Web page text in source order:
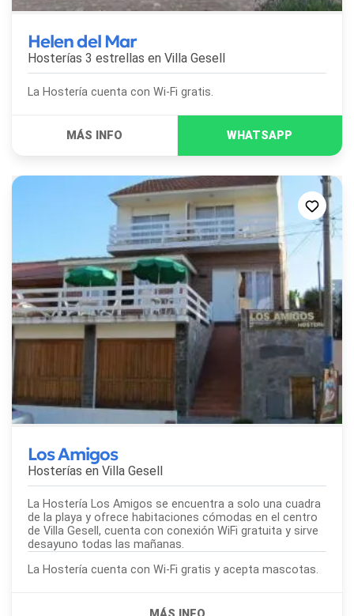
Helen del Mar
Hosterías 3 estrellas en Villa Gesell
La Hostería cuenta con Wi-Fi gratis.
Los Amigos
Hosterías en Villa Gesell
La Hostería Los Amigos se encuentra a solo una cuadra
de la playa y ofrece habitaciones cómodas en el centro
de Villa Gesell, cuenta con conexión WiFi gratuita y sirve
desayuno todas las mañanas.
La Hostería cuenta con Wi-Fi gratis y acepta mascotas.